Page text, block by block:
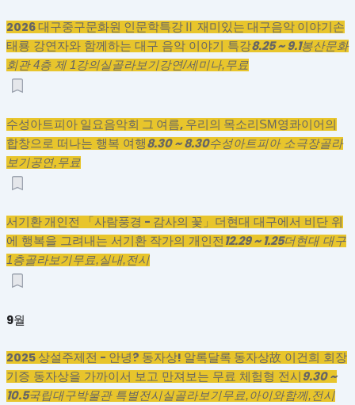
2026 대구중구문화원 인문학특강Ⅱ 재미있는 대구음악 이야기손
태룡 강연자와 함께하는 대구 음악 이야기 특강8.25 ~ 9.1봉산문화
회관 4층 제 1강의실골라보기강연/세미나,무료
수성아트피아 일요음악회 그 여름, 우리의 목소리SM영콰이어의
합창으로 떠나는 행복 여행8.30 ~ 8.30수성아트피아 소극장골라
보기공연,무료
서기환 개인전 「사람풍경 - 감사의 꽃」
더현대 대구에서 비단 위
에 행복을 그려내는 서기환 작가의 개인전 12.29 ~ 1.25더현대 대구
1층골라보기무료,실내,전시
9월
2025 상설주제전 - 안녕? 동자상! 알록달록 동자상故 이건희 회장
기증 동자상을 가까이서 보고 만져보는 무료 체험형 전시 9.30 ~
10.5국립대구박물관 특별전시실골라보기무료,아이와함께,전시